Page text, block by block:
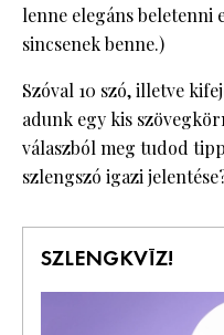
lenne elegáns beletenni
sincsenek benne.)
Szóval 10 szó, illetve
adunk egy kis
válaszból meg tudod
szlengszó igazi
SZLENGKVÍZ!